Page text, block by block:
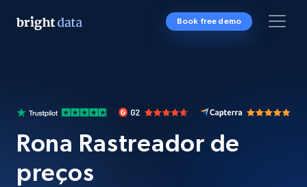
Book free demo
Rona Rastreador de
preços